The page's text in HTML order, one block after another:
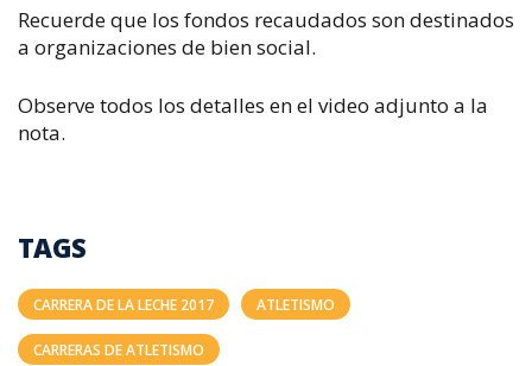
Recuerde que los fondos recaudados son destinados
a organizaciones de bien social.
Observe todos los detalles en el video adjunto a la
nota.
TAGS
CARRERA DE LA LECHE 2017 ATLETISMO
CARRERAS DE ATLETISMO